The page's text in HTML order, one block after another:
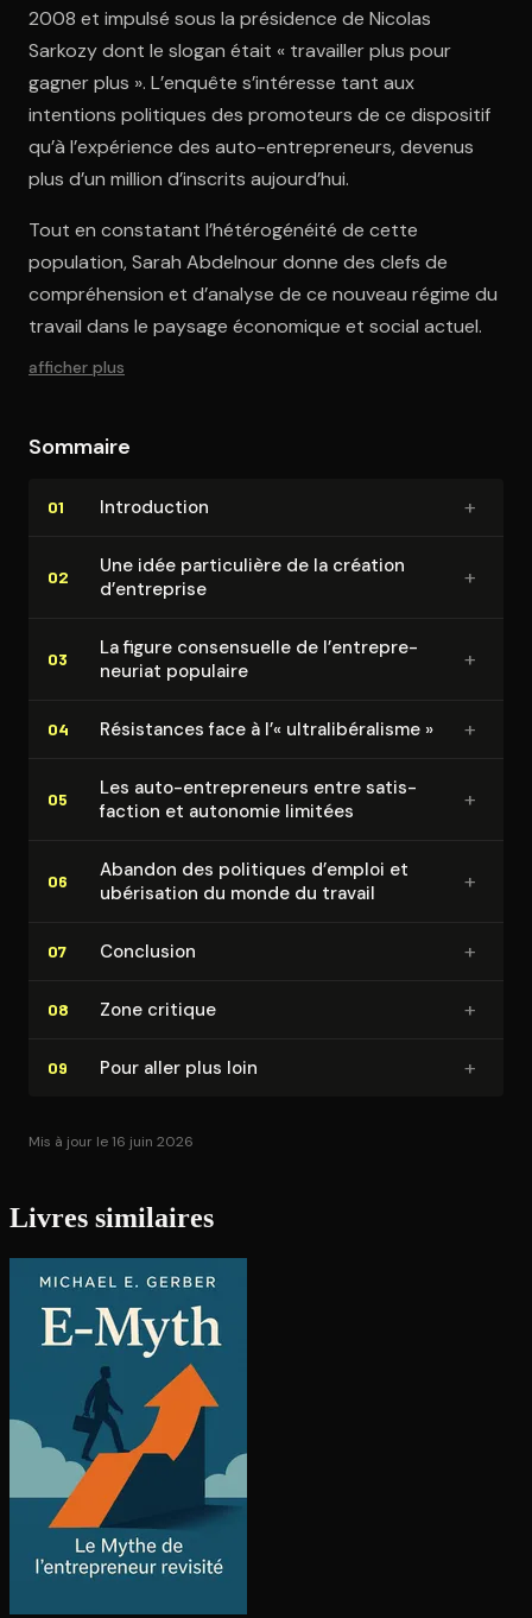
2008 et impulsé sous la présidence de Nicolas
Sarkozy dont le slogan était « travailler plus pour
gagner plus ». L’enquête s’intéresse tant aux
intentions politiques des promoteurs de ce dispositif
qu’à l’expérience des auto-entrepreneurs, devenus
plus d’un million d’inscrits aujourd’hui.
Tout en constatant l’hétérogénéité de cette
population, Sarah Abdelnour donne des clefs de
compréhension et d’analyse de ce nouveau régime du
travail dans le paysage économique et social actuel.
afficher plus
Sommaire
01 In­tro­duc­tion +
02
Une idée par­ti­cu­lière de la création
d’entreprise
+
03
La figure consen­suelle de l’en­tre­pre­
neu­riat populaire
+
04 Résistances face à l’« ul­tra­li­bé­ra­lisme » +
05
Les auto-en­tre­pre­neurs entre sa­tis­
fac­tion et autonomie limitées
+
06
Abandon des politiques d’emploi et
ubérisation du monde du travail
+
07 Conclusion +
08 Zone critique +
09 Pour aller plus loin +
Mis à jour le 16 juin 2026
Livres similaires